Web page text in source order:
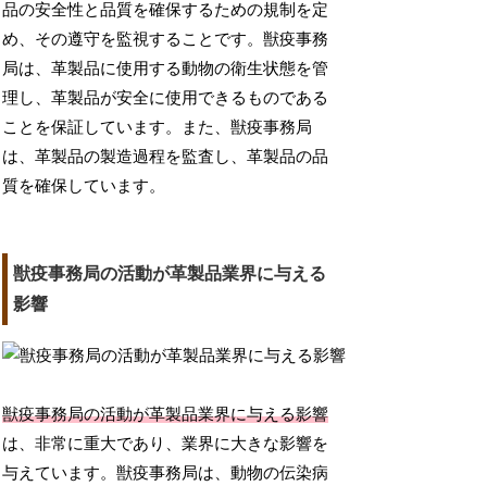
品の安全性と品質を確保するための規制を定
め、その遵守を監視することです。獣疫事務
局は、革製品に使用する動物の衛生状態を管
理し、革製品が安全に使用できるものである
ことを保証しています。また、獣疫事務局
は、革製品の製造過程を監査し、革製品の品
質を確保しています。
獣疫事務局の活動が革製品業界に与える
影響
獣疫事務局の活動が革製品業界に与える影響
は、非常に重大であり、業界に大きな影響を
与えています。獣疫事務局は、動物の伝染病